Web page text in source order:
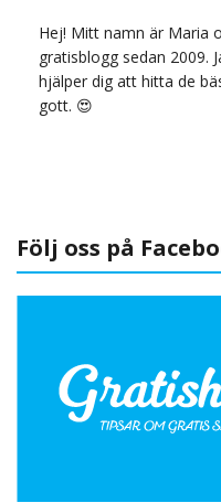
Hej! Mitt namn är Maria
gratisblogg sedan 2009.
hjälper dig att hitta de
gott. 😍
Följ oss på